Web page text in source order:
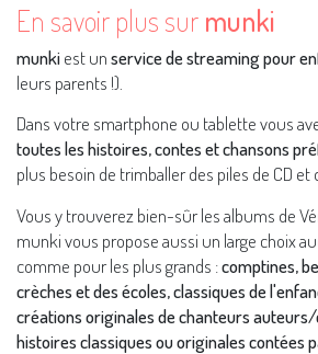
En savoir plus sur munki
munkiest unservice de streaming pour
leurs parents !).
Dans votre smartphone ou tablette vous
toutes les histoires, contes et chansons
plus besoin de trimballer des piles de CD et
Vous y trouverez bien-sûr les albums de
munki vous propose aussi un large choix
comme pour les plus grands :comptines,
crèches et des écoles, classiques de
créations originales de chanteurs
histoires classiques ou originales contées